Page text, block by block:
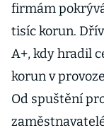
firmám
tisíc korun.
A+, kdy hradil
korun v
Od spuštění